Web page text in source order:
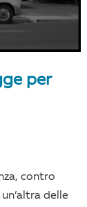
per
contro
delle